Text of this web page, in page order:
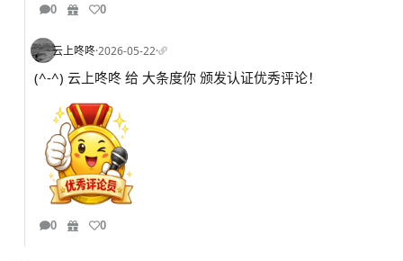
0 0
云上咚咚·2026-05-22·
(^-^) 云上咚咚 给 大条度你 颁发认证优秀评论！
0 0